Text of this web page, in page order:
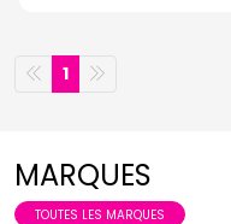
1
MARQUES
TOUTES LES MARQUES